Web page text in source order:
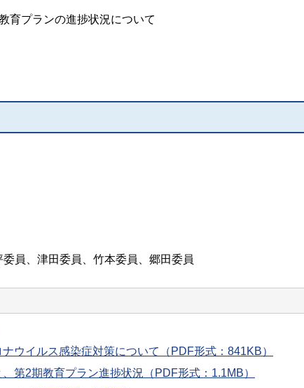
育プランの進捗状況について
員、津田委員、竹本委員、郷田委員
ウイルス感染症対策について（PDF形式：841KB）
第2期教育プラン進捗状況（PDF形式：1.1MB）